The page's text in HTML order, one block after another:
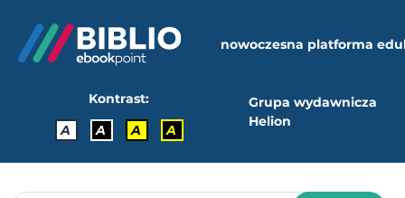
nowoczesna platforma
Kontrast:
A
A A A
Grupa wydawnicza
Helion